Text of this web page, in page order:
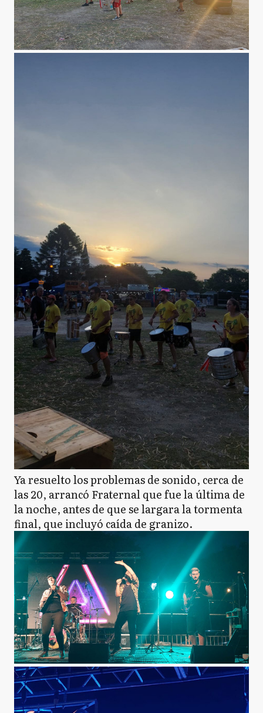
Ya resuelto los problemas de sonido, cerca de
las 20, arrancó Fraternal que fue la última de
la noche, antes de que se largara la tormenta
final, que incluyó caída de granizo.